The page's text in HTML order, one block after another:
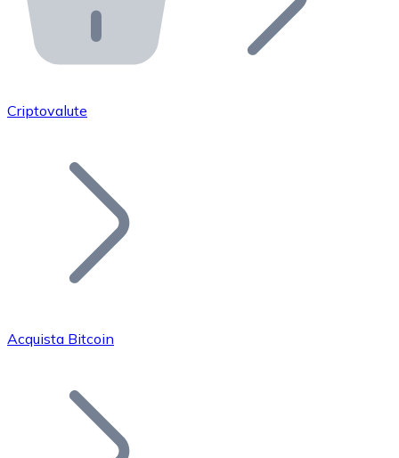
API Bitnovo
Integra la nostra API nel tuo ecosistema.
Unisciti alla nostra rete di rivenditori e
Aggiungi il token del tuo progetto al nostro servizio di
Bitcoin
Criptovalute
Acquista Bitcoin